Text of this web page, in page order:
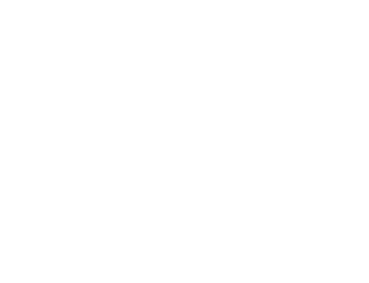
מיועדת לנשים ולגברים